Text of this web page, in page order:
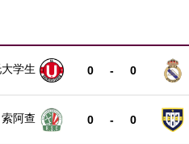
学生 0 - 0
索阿查 0 - 0